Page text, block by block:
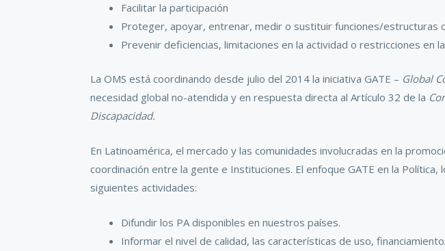
Facilitar la participación
Proteger, apoyar, entrenar, medir o sustituir funciones/estructuras
Prevenir deficiencias, limitaciones en la actividad o restricciones en
La OMS está coordinando desde julio del 2014 la iniciativa GATE – Global
necesidad global no-atendida y en respuesta directa al Artículo 32 de la
Discapacidad.
En Latinoamérica, el mercado y las comunidades involucradas en la
coordinación entre la gente e Instituciones. El enfoque GATE en la
siguientes actividades:
Difundir los PA disponibles en nuestros países.
Informar el nivel de calidad, las características de uso,